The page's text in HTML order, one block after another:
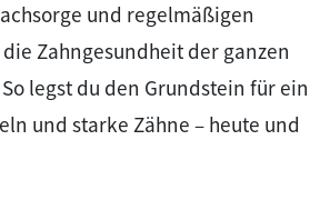
und regelmäßigen
Zahngesundheit der ganzen
legst du den Grundstein für ein
und starke Zähne – heute und